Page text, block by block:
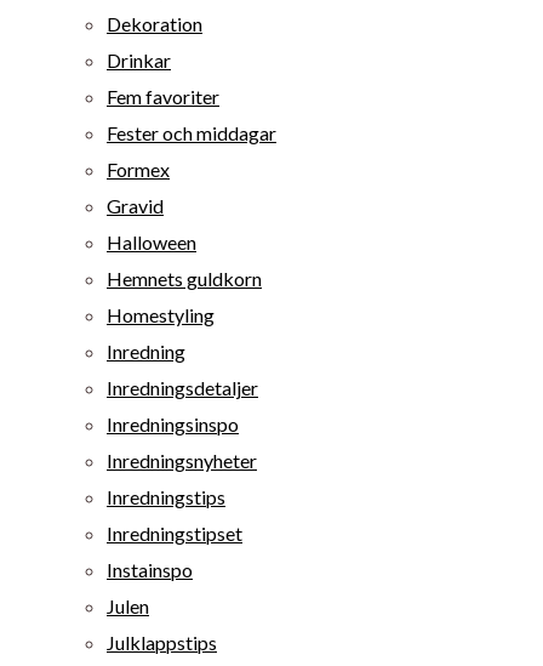
Dekoration
Drinkar
Fem favoriter
Fester och middagar
Formex
Gravid
Halloween
Hemnets guldkorn
Homestyling
Inredning
Inredningsdetaljer
Inredningsinspo
Inredningsnyheter
Inredningstips
Inredningstipset
Instainspo
Julen
Julklappstips